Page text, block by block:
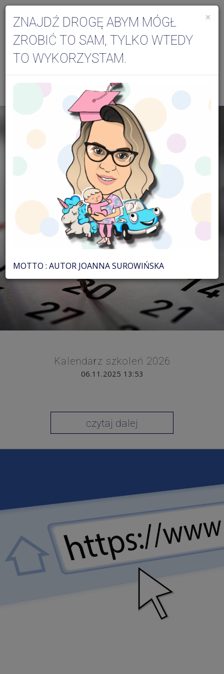
Aktualności dla specjalistów
Archiwum - listopad 2025
Kalendarz szkoleń 2026
06.11.2025 13:53
czytaj dalej
×
ZNAJDŹ DROGĘ ABYM MÓGŁ
ZROBIĆ TO SAM, TYLKO WTEDY
TO WYKORZYSTAM.
MOTTO : AUTOR JOANNA SUROWIŃSKA